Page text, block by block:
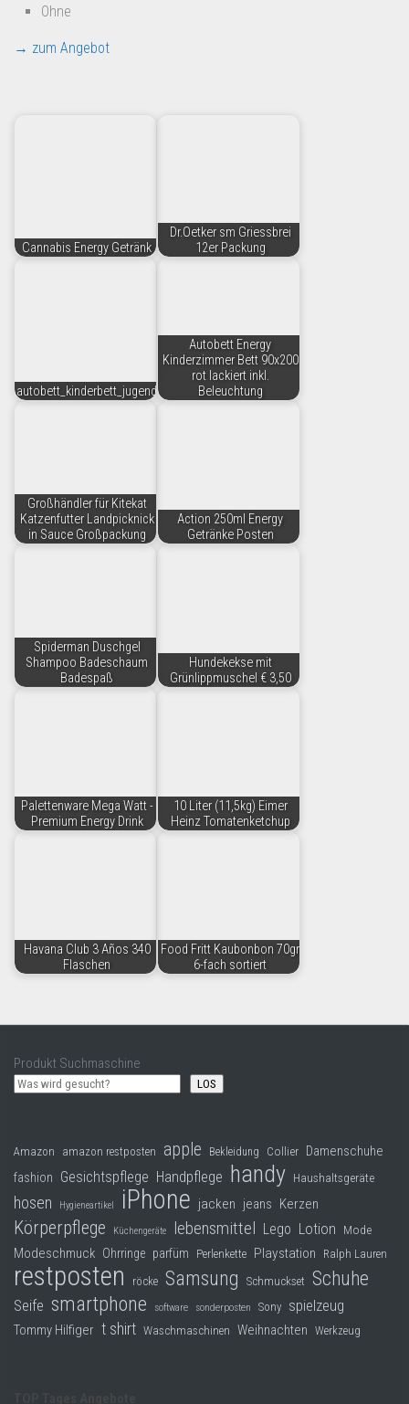
Ohne
→ zum Angebot
Cannabis Energy Getränk
Dr.Oetker sm Griessbrei
12er Packung
autobett_kinderbett_jugendbett_rot
Autobett Energy
Kinderzimmer Bett 90x200
rot lackiert inkl.
Beleuchtung
Großhändler für Kitekat
Katzenfutter Landpicknick
in Sauce Großpackung
Action 250ml Energy
Getränke Posten
Spiderman Duschgel
Shampoo Badeschaum
Badespaß
Hundekekse mit
Grünlippmuschel € 3,50
Palettenware Mega Watt -
Premium Energy Drink
10 Liter (11,5kg) Eimer
Heinz Tomatenketchup
Havana Club 3 Años 340
Flaschen
Food Fritt Kaubonbon 70gr
6-fach sortiert
Produkt Suchmaschine
LOS
Amazon amazon restposten apple Bekleidung Collier Damenschuhe
fashion Gesichtspflege Handpflege handy Haushaltsgeräte
hosen Hygieneartikel iPhone jacken jeans Kerzen
Körperpflege Küchengeräte lebensmittel Lego Lotion Mode
Modeschmuck Ohrringe parfüm Perlenkette Playstation Ralph Lauren
restposten röcke Samsung Schmuckset Schuhe
Seife smartphone software sonderposten Sony spielzeug
Tommy Hilfiger t shirt Waschmaschinen Weihnachten Werkzeug